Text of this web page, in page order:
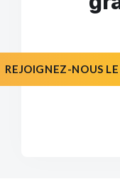
REJOIGNEZ-NOUS